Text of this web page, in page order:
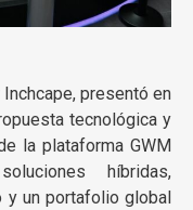
presentó en
tecnológica y
la plataforma GWM
híbridas,
un portafolio global